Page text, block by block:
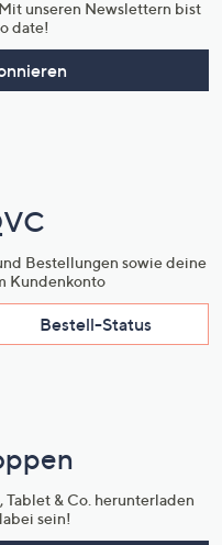
unseren Newslettern bist
date!
Bestellungen sowie deine
Kundenkonto
Bestell-Status
& Co. herunterladen
sein!